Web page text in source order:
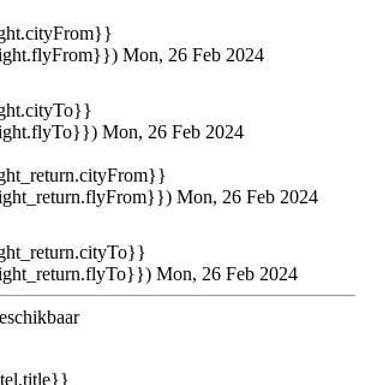
Mon, 26 Feb 2024
Mon, 26 Feb 2024
Mon, 26 Feb 2024
Mon, 26 Feb 2024